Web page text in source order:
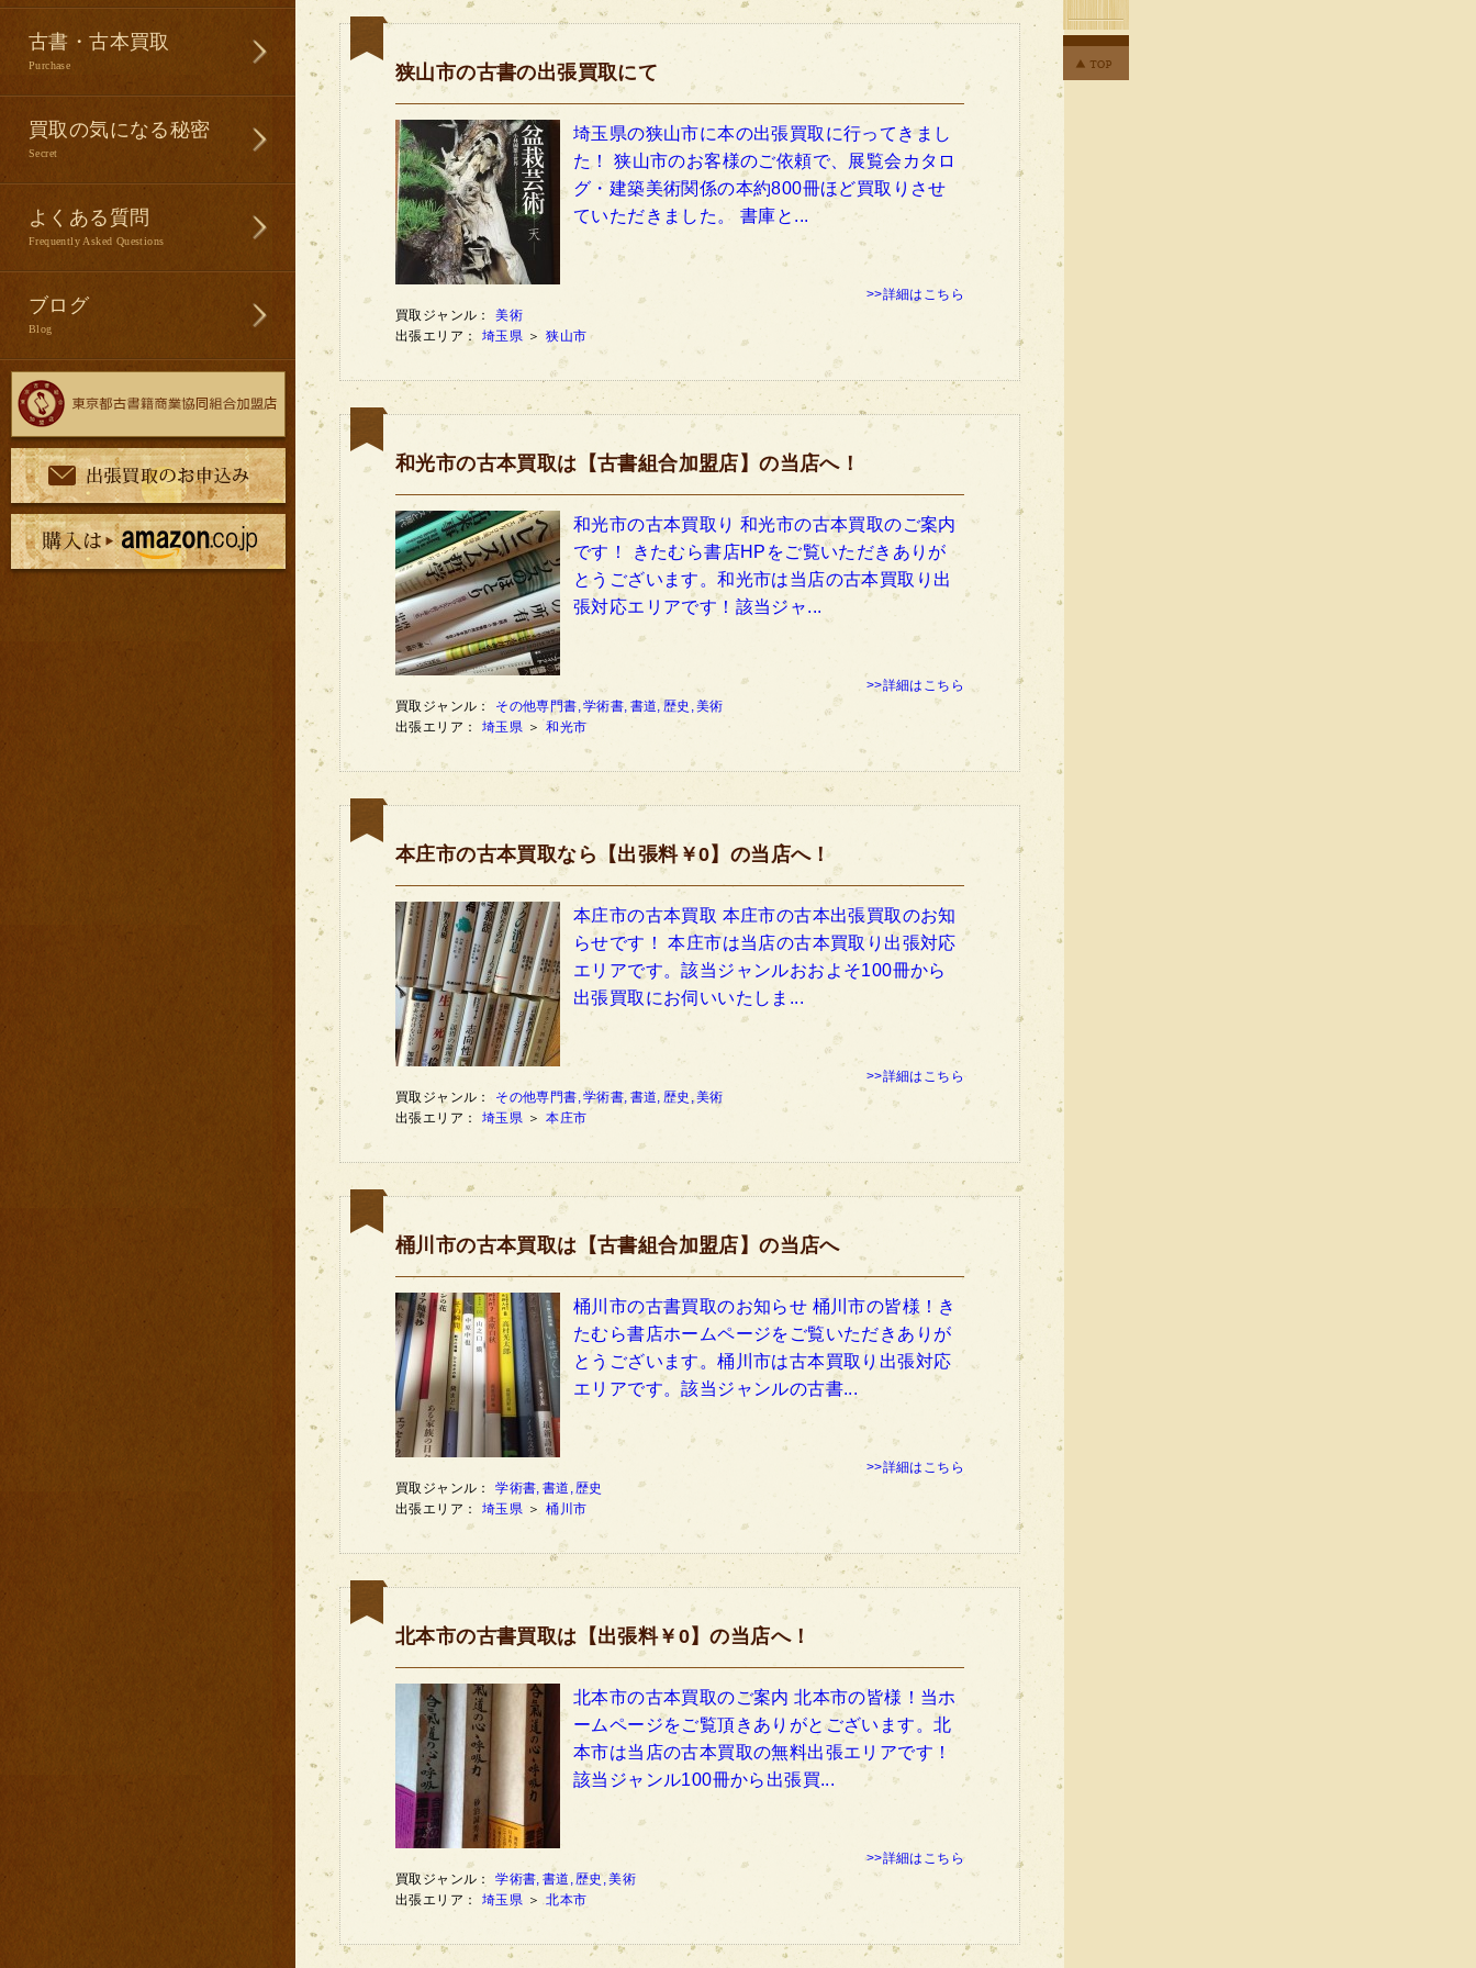
狭山市の古書の出張買取にて
埼玉県の狭山市に本の出張買取に行ってきまし
た！ 狭山市のお客様のご依頼で、展覧会カタロ
グ・建築美術関係の本約800冊ほど買取りさせ
ていただきました。 書庫と...
>>詳細はこちら
買取ジャンル： 美術
出張エリア： 埼玉県 ＞ 狭山市
和光市の古本買取は【古書組合加盟店】の当店へ！
和光市の古本買取り 和光市の古本買取のご案内
です！ きたむら書店HPをご覧いただきありが
とうございます。和光市は当店の古本買取り出
張対応エリアです！該当ジャ...
>>詳細はこちら
買取ジャンル：
その他専門書,学術書, 書道, 歴史,美術
出張エリア： 埼玉県 ＞ 和光市
本庄市の古本買取なら【出張料￥0】の当店へ！
本庄市の古本買取 本庄市の古本出張買取のお知
らせです！ 本庄市は当店の古本買取り出張対応
エリアです。該当ジャンルおおよそ100冊から
出張買取にお伺いいたしま...
>>詳細はこちら
買取ジャンル：
その他専門書,学術書, 書道, 歴史,美術
出張エリア： 埼玉県 ＞ 本庄市
桶川市の古本買取は【古書組合加盟店】の当店へ
桶川市の古書買取のお知らせ 桶川市の皆様！き
たむら書店ホームページをご覧いただきありが
とうございます。桶川市は古本買取り出張対応
エリアです。該当ジャンルの古書...
>>詳細はこちら
買取ジャンル： 学術書, 書道,歴史
出張エリア： 埼玉県 ＞ 桶川市
北本市の古書買取は【出張料￥0】の当店へ！
北本市の古本買取のご案内 北本市の皆様！当ホ
ームページをご覧頂きありがとございます。北
本市は当店の古本買取の無料出張エリアです！
該当ジャンル100冊から出張買...
>>詳細はこちら
買取ジャンル： 学術書, 書道,歴史,美術
出張エリア： 埼玉県 ＞北本市
古書・古本買取
Purchase
買取の気になる秘密
Secret
よくある質問
Frequently Asked Questions
ブログ
Blog